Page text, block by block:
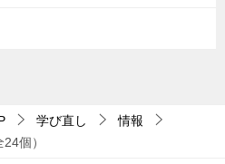
学び直し
情報
個）